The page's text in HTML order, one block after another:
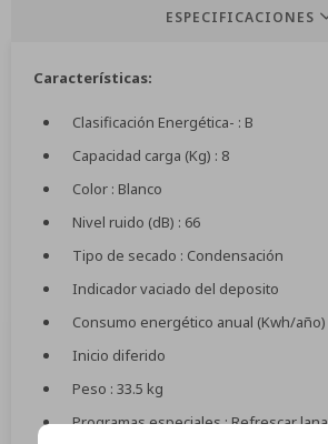
ESPECIFICACIONES
Características:
Clasificación Energética- : B
Capacidad carga (Kg) : 8
Color : Blanco
Nivel ruido (dB) : 66
Tipo de secado : Condensación
Indicador vaciado del deposito
Consumo energético anual (Kwh/año)
Inicio diferido
Peso : 33.5 kg
Programas especiales : Refrescar